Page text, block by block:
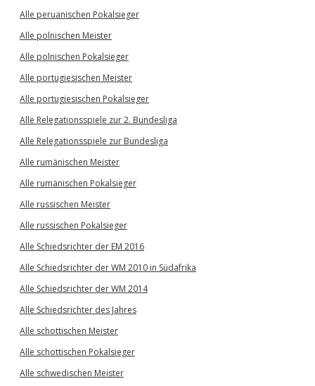
Alle peruanischen Pokalsieger
Alle polnischen Meister
Alle polnischen Pokalsieger
Alle portugiesischen Meister
Alle portugiesischen Pokalsieger
Alle Relegationsspiele zur 2. Bundesliga
Alle Relegationsspiele zur Bundesliga
Alle rumänischen Meister
Alle rumänischen Pokalsieger
Alle russischen Meister
Alle russischen Pokalsieger
Alle Schiedsrichter der EM 2016
Alle Schiedsrichter der WM 2010 in Südafrika
Alle Schiedsrichter der WM 2014
Alle Schiedsrichter des Jahres
Alle schottischen Meister
Alle schottischen Pokalsieger
Alle schwedischen Meister